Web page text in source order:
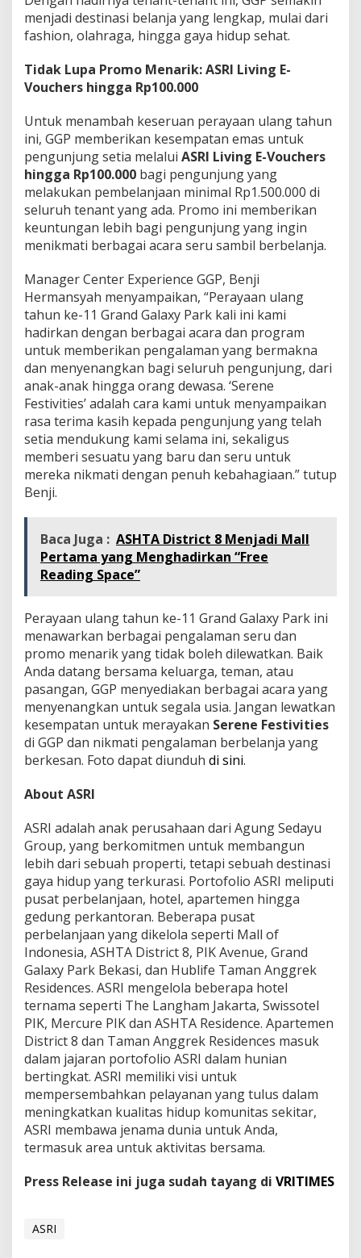
menjadi destinasi belanja yang lengkap, mulai dari
fashion, olahraga, hingga gaya hidup sehat.
Tidak Lupa Promo Menarik: ASRI Living E-
Vouchers hingga Rp100.000
Untuk menambah keseruan perayaan ulang tahun
ini, GGP memberikan kesempatan emas untuk
pengunjung setia melalui ASRI Living E-Vouchers
hingga Rp100.000 bagi pengunjung yang
melakukan pembelanjaan minimal Rp1.500.000 di
seluruh tenant yang ada. Promo ini memberikan
keuntungan lebih bagi pengunjung yang ingin
menikmati berbagai acara seru sambil berbelanja.
Manager Center Experience GGP, Benji
Hermansyah menyampaikan, “Perayaan ulang
tahun ke-11 Grand Galaxy Park kali ini kami
hadirkan dengan berbagai acara dan program
untuk memberikan pengalaman yang bermakna
dan menyenangkan bagi seluruh pengunjung, dari
anak-anak hingga orang dewasa. ‘Serene
Festivities’ adalah cara kami untuk menyampaikan
rasa terima kasih kepada pengunjung yang telah
setia mendukung kami selama ini, sekaligus
memberi sesuatu yang baru dan seru untuk
mereka nikmati dengan penuh kebahagiaan.” tutup
Benji.
Baca Juga : ASHTA District 8 Menjadi Mall
Pertama yang Menghadirkan “Free
Reading Space”
Perayaan ulang tahun ke-11 Grand Galaxy Park ini
menawarkan berbagai pengalaman seru dan
promo menarik yang tidak boleh dilewatkan. Baik
Anda datang bersama keluarga, teman, atau
pasangan, GGP menyediakan berbagai acara yang
menyenangkan untuk segala usia. Jangan lewatkan
kesempatan untuk merayakan Serene Festivities
di GGP dan nikmati pengalaman berbelanja yang
berkesan. Foto dapat diunduh di sini.
About ASRI
ASRI adalah anak perusahaan dari Agung Sedayu
Group, yang berkomitmen untuk membangun
lebih dari sebuah properti, tetapi sebuah destinasi
gaya hidup yang terkurasi. Portofolio ASRI meliputi
pusat perbelanjaan, hotel, apartemen hingga
gedung perkantoran. Beberapa pusat
perbelanjaan yang dikelola seperti Mall of
Indonesia, ASHTA District 8, PIK Avenue, Grand
Galaxy Park Bekasi, dan Hublife Taman Anggrek
Residences. ASRI mengelola beberapa hotel
ternama seperti The Langham Jakarta, Swissotel
PIK, Mercure PIK dan ASHTA Residence. Apartemen
District 8 dan Taman Anggrek Residences masuk
dalam jajaran portofolio ASRI dalam hunian
bertingkat. ASRI memiliki visi untuk
mempersembahkan pelayanan yang tulus dalam
meningkatkan kualitas hidup komunitas sekitar,
ASRI membawa jenama dunia untuk Anda,
termasuk area untuk aktivitas bersama.
Press Release ini juga sudah tayang di VRITIMES
ASRI